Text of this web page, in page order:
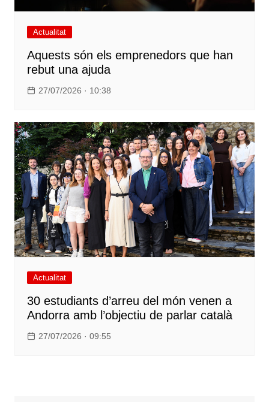
Actualitat
Aquests són els emprenedors que han
rebut una ajuda
27/07/2026 · 10:38
Actualitat
30 estudiants d’arreu del món venen a
Andorra amb l’objectiu de parlar català
27/07/2026 · 09:55